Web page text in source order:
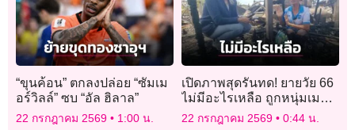
“ขุนค้อน” ตกลงปล่อย “ซัมเม
อร์วิลล์” ซบ “อัล ฮิลาล”
22 กรกฎาคม 2569 1:00 น.
เปิดภาพสุดรันทด! ยายวัย 66
ไม่มีอะไรเหลือ ถูกหนุ่มเมา
ยาจุดเผาไฟบ้านลามวอด 7
22 กรกฎาคม 2569 0:44 น.